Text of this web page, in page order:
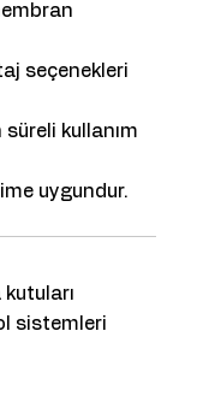
seçenekleri
süreli kullanım
uygundur.
sistemleri